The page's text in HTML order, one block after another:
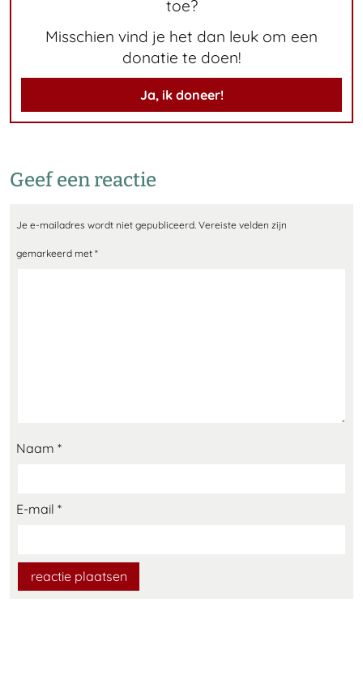
toe?
Misschien vind je het dan leuk om een
donatie te doen!
Ja, ik doneer!
Geef een reactie
Je e-mailadres wordt niet gepubliceerd. Vereiste velden zijn
gemarkeerd met *
Naam *
E-mail *